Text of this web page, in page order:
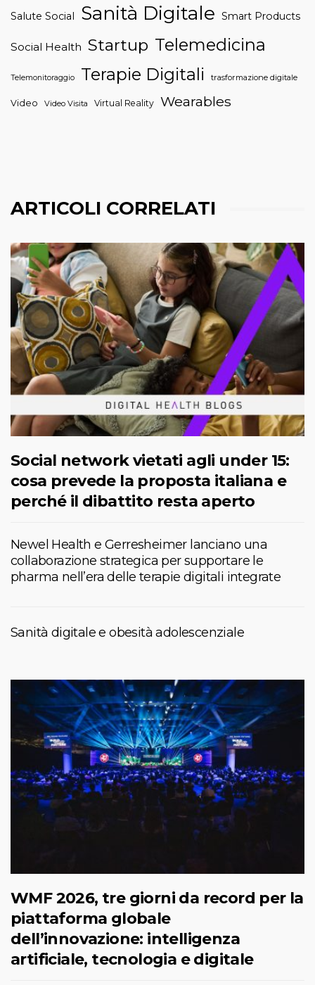
Salute Social Sanità Digitale Smart Products
Social Health Startup Telemedicina
Telemonitoraggio Terapie Digitali trasformazione digitale
Video Video Visita Virtual Reality Wearables
ARTICOLI CORRELATI
Social network vietati agli under 15:
cosa prevede la proposta italiana e
perché il dibattito resta aperto
Newel Health e Gerresheimer lanciano una
collaborazione strategica per supportare le
pharma nell’era delle terapie digitali integrate
Sanità digitale e obesità adolescenziale
WMF 2026, tre giorni da record per la
piattaforma globale
dell’innovazione: intelligenza
artificiale, tecnologia e digitale